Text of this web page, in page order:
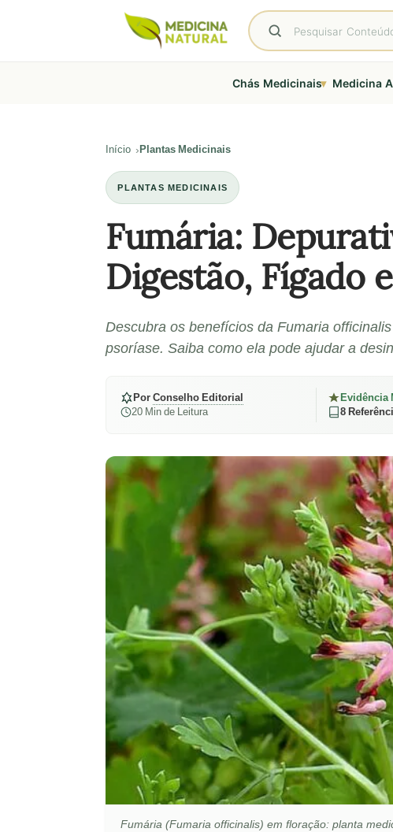
Chás Medicinais▾ Medicina
Início Plantas Medicinais
PLANTAS MEDICINAIS
Fumária:
Digestão, Fígado
Descubra os benefícios da Fumaria
psoríase. Saiba como ela pode ajudar a
PorConselho Editorial
20 Min de Leitura
Evidência
8
Fumária (Fumaria officinalis) em floração: planta